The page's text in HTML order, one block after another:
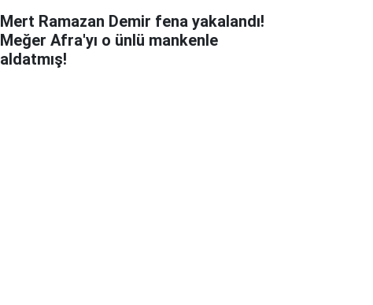
Mert Ramazan Demir fena yakalandı!
Meğer Afra'yı o ünlü mankenle
aldatmış!